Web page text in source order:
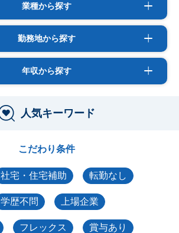
業種から探す
勤務地から探す
年収から探す
人気キーワード
こだわり条件
社宅・住宅補助 転勤なし
学歴不問 上場企業
フレックス 賞与あり